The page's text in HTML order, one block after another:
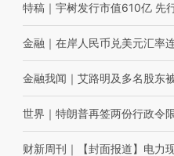
特稿 ｜ 宇树发行市值610亿 先
金融 ｜ 在岸人民币兑美元汇率
金融我闻 ｜ 艾路明及多名股东
世界 ｜ 特朗普再签两份行政令
财新周刊 ｜ 【封面报道】电力